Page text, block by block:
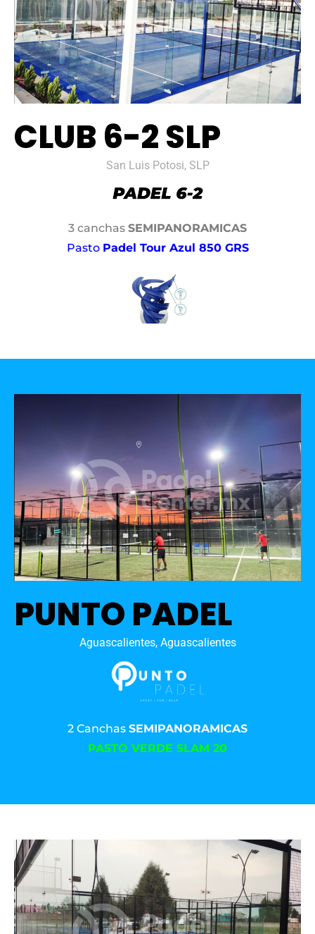
CLUB 6-2 SLP
San Luis Potosi, SLP
3 canchas SEMIPANORAMICAS
Pasto Padel Tour Azul 850 GRS
PUNTO PADEL
Aguascalientes, Aguascalientes
2 Canchas SEMIPANORAMICAS
PASTO VERDE SLAM 20